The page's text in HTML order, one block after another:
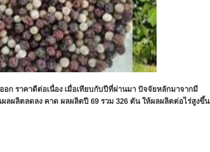
ก ราคาดีต่อเนื่อง เมื่อเทียบกับปีที่ผ่านมา ปัจจัยหลักมาจากมี
ลผลิตลดลง คาด ผลผลิตปี 69 รวม 326 ตัน ให้ผลผลิตต่อไร่สูงขึ้น